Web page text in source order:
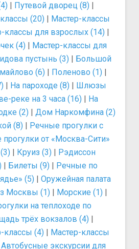
| Путевой дворец (8) |
(20) | Мастер-классы
классы для взрослых (14) |
(4) | Мастер-классы для
пустынь (3) | Большой
(6) | Поленово (1) |
| На пароходе (8) | Шлюзы
реке на 3 часа (16) | На
(2) | Дом Наркомфина (2)
(8) | Речные прогулки с
от «Москва-Сити»
| Круиз (3) | Рэдиссон
| Билеты (9) | Речные по
(5) | Оружейная палата
Москвы (1) | Морские (1) |
на теплоходе по
трёх вокзалов (4) |
классы (4) | Мастер-классы
Автобусные экскурсии для